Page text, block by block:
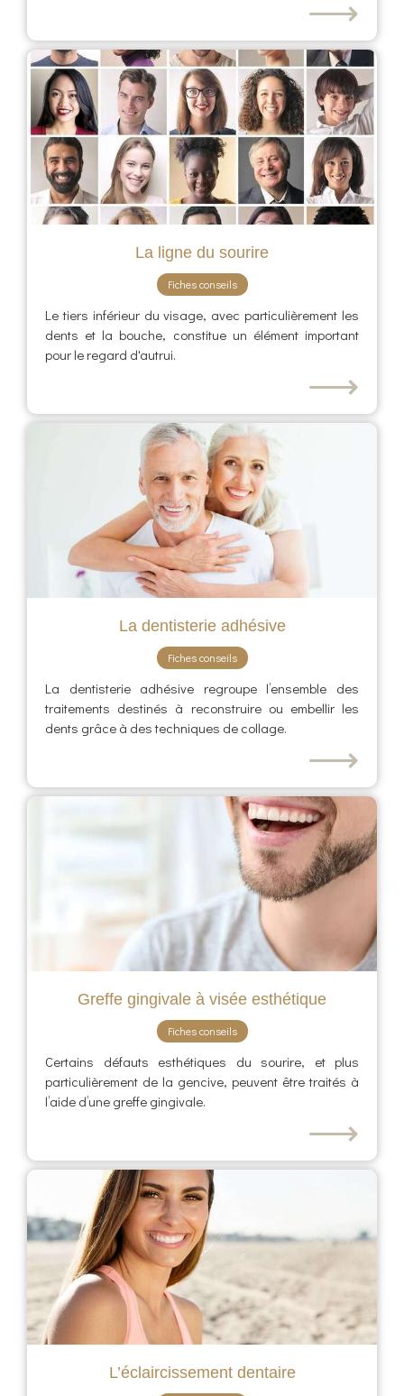
⟶
La ligne du sourire
Fiches conseils
Le tiers inférieur du visage, avec particulièrement les
dents et la bouche, constitue un élément important
pour le regard d'autrui.
⟶
La dentisterie adhésive
Fiches conseils
La dentisterie adhésive regroupe l’ensemble des
traitements destinés à reconstruire ou embellir les
dents grâce à des techniques de collage.
⟶
Greffe gingivale à visée esthétique
Fiches conseils
Certains défauts esthétiques du sourire, et plus
particulièrement de la gencive, peuvent être traités à
l’aide d’une greffe gingivale.
⟶
L’éclaircissement dentaire